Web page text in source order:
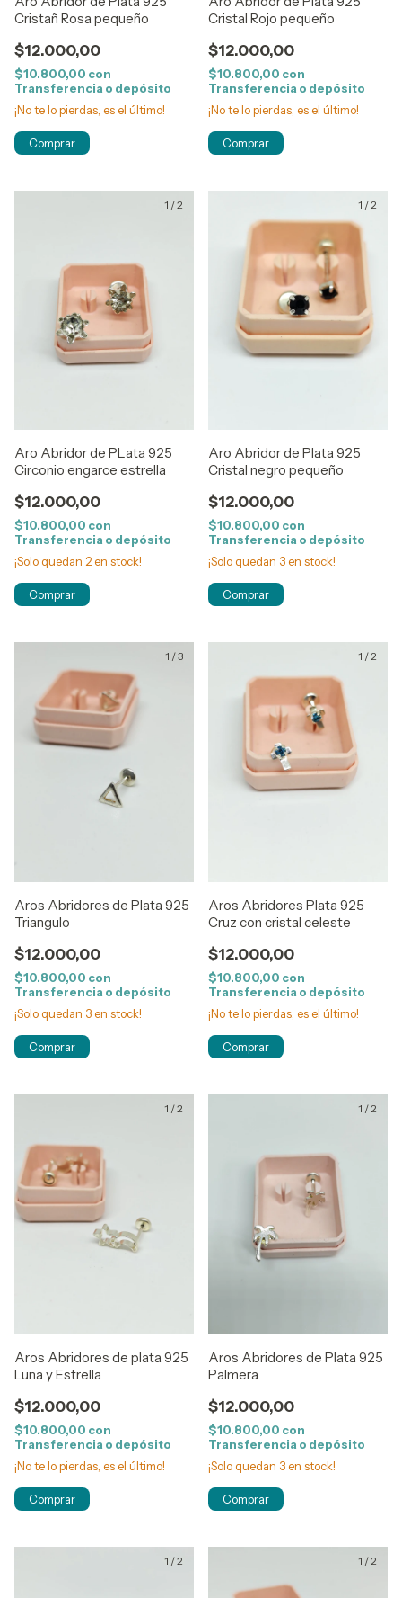
Cristañ Rosa pequeño
$12.000,00
$10.800,00 con
Transferencia o depósito
¡No te lo pierdas, es el último!
Cristal Rojo pequeño
$12.000,00
$10.800,00 con
Transferencia o depósito
¡No te lo pierdas, es el último!
1 /2
Aro Abridor de PLata 925
Circonio engarce estrella
$12.000,00
$10.800,00 con
Transferencia o depósito
¡Solo quedan 2en stock!
1 /2
Aro Abridor de Plata 925
Cristal negro pequeño
$12.000,00
$10.800,00 con
Transferencia o depósito
¡Solo quedan 3en stock!
1 /3
Aros Abridores de Plata 925
Triangulo
$12.000,00
$10.800,00 con
Transferencia o depósito
¡Solo quedan 3en stock!
1 /2
Aros Abridores Plata 925
Cruz con cristal celeste
$12.000,00
$10.800,00 con
Transferencia o depósito
¡No te lo pierdas, es el último!
1 /2
Aros Abridores de plata 925
Luna y Estrella
$12.000,00
$10.800,00 con
Transferencia o depósito
¡No te lo pierdas, es el último!
1 /2
Aros Abridores de Plata 925
Palmera
$12.000,00
$10.800,00 con
Transferencia o depósito
¡Solo quedan 3en stock!
1 /2 1 /2